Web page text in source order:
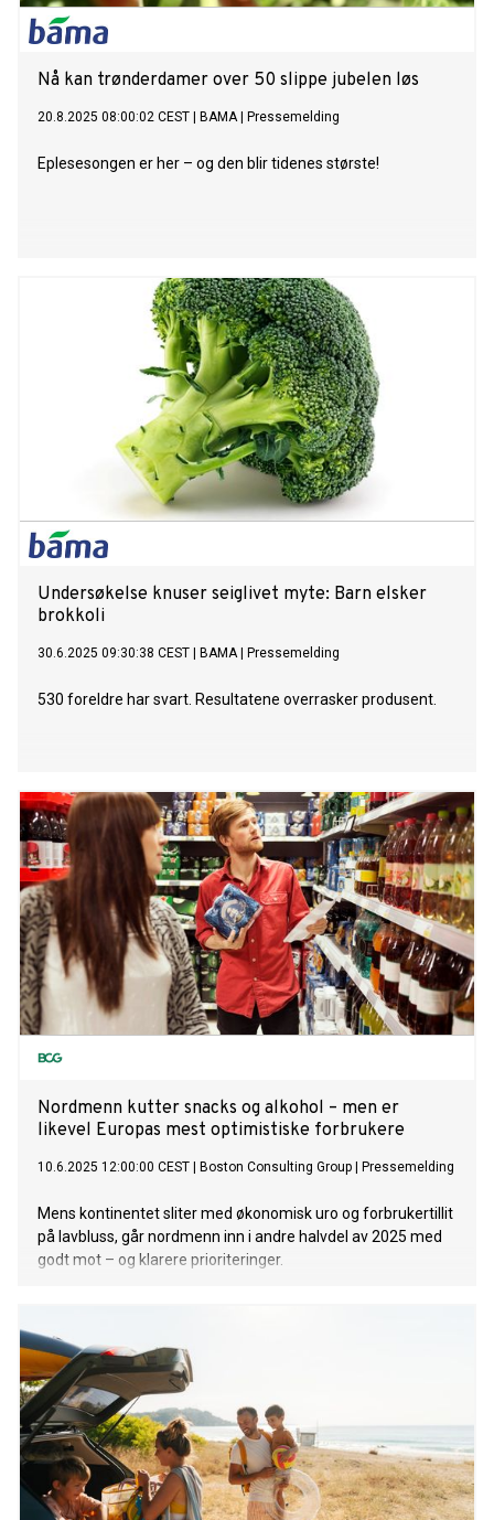
Nå kan trønderdamer over 50 slippe jubelen løs
20.8.2025 08:00:02 CEST BAMA| Pressemelding
Eplesesongen er her – og den blir tidenes største!
Undersøkelse knuser seiglivet myte: Barn elsker
brokkoli
30.6.2025 09:30:38 CEST BAMA| Pressemelding
530 foreldre har svart. Resultatene overrasker produsent.
Nordmenn kutter snacks og alkohol – men er
likevel Europas mest optimistiske forbrukere
10.6.2025 12:00:00 CEST Boston Consulting Group Pressemelding
Mens kontinentet sliter med økonomisk uro og forbrukertillit
på lavbluss, går nordmenn inn i andre halvdel av 2025 med
godt mot – og klarere prioriteringer.